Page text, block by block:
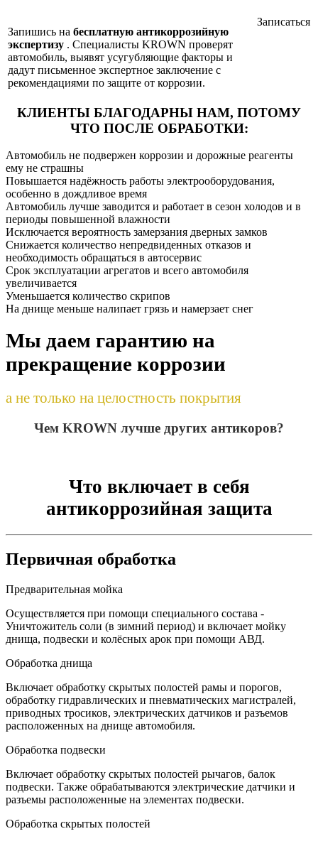
Запишись на бесплатную антикоррозийную
экспертизу . Специалисты KROWN проверят
автомобиль, выявят усугубляющие факторы и
дадут письменное экспертное заключение с
рекомендациями по защите от коррозии.
Записаться
КЛИЕНТЫ БЛАГОДАРНЫ НАМ, ПОТОМУ
ЧТО ПОСЛЕ ОБРАБОТКИ:
Автомобиль не подвержен коррозии и дорожные реагенты
ему не страшны
Повышается надёжность работы электрооборудования,
особенно в дождливое время
Автомобиль лучше заводится и работает в сезон холодов и в
периоды повышенной влажности
Исключается вероятность замерзания дверных замков
Снижается количество непредвиденных отказов и
необходимость обращаться в автосервис
Срок эксплуатации агрегатов и всего автомобиля
увеличивается
Уменьшается количество скрипов
На днище меньше налипает грязь и намерзает снег
Мы даем гарантию на
прекращение коррозии
а не только на целостность покрытия
Чем KROWN лучше других антикоров?
Что включает в себя
антикоррозийная защита
Первичная обработка
Предварительная мойка
Осуществляется при помощи специального состава -
Уничтожитель соли (в зимний период) и включает мойку
днища, подвески и колёсных арок при помощи АВД.
Обработка днища
Включает обработку скрытых полостей рамы и порогов,
обработку гидравлических и пневматических магистралей,
приводных тросиков, электрических датчиков и разъемов
расположенных на днище автомобиля.
Обработка подвески
Включает обработку скрытых полостей рычагов, балок
подвески. Также обрабатываются электрические датчики и
разъемы расположенные на элементах подвески.
Обработка скрытых полостей